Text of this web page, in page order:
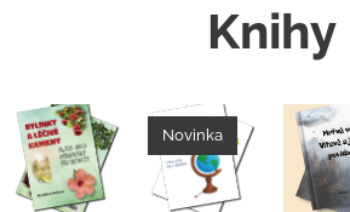
Knihy
Novinka